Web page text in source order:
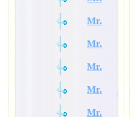
Mr.
Mr.
Mr.
Mr.
Mr.